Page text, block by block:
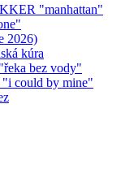
"manhattan"
2026)
kúra
bez vody"
could by mine"